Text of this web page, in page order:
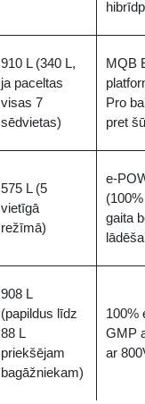
910 L (340 L,
ja paceltas
visas 7
sēdvietas)
MQB
Pro
pret
575 L (5
vietīgā
režīmā)
e-
gaita
908 L
(papildus līdz
88 L
priekšējam
bagāžniekam)
100%
GMP
ar